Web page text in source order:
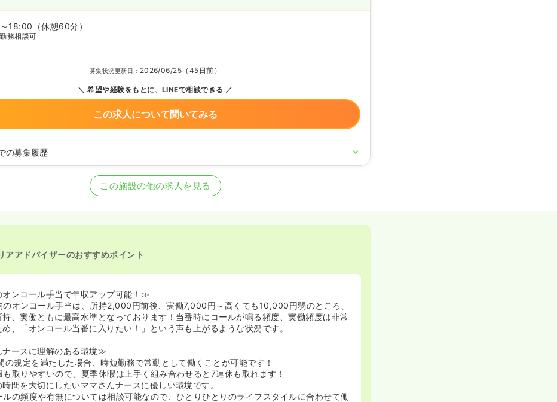
18:00 （休憩60分）
務相談可
募集状況更新日： 2026/06/25（45日前）
希望や経験をもとに、LINEで相談できる
この求人について聞いてみる
の募集履歴
看護師を募集中
この施設の他の求人を見る
アアドバイザーのおすすめポイント
ンコール手当で年収アップ可能！≫
オンコール手当は、所持2,000円前後、実働7,000円～高くても10,000円弱のところ、
持、実働ともに最高水準となっております！当番時にコールが鳴る頻度、実働頻度は非常
、「オンコール当番に入りたい！」という声も上がるような状況です。
ースに理解のある環境≫
規定を満たした場合、時短勤務で常勤として働くことが可能です！
取りやすいので、夏季休暇は上手く組み合わせると7連休も取れます！
時間を大切にしたいママさんナースに優しい環境です。
の頻度や有無については相談可能なので、ひとりひとりのライフスタイルに合わせて働